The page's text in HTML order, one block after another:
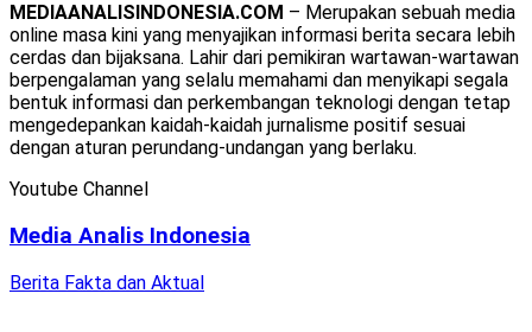
MEDIAANALISINDONESIA.COM – Merupakan sebuah media
online masa kini yang menyajikan informasi berita secara lebih
cerdas dan bijaksana. Lahir dari pemikiran wartawan-wartawan
berpengalaman yang selalu memahami dan menyikapi segala
bentuk informasi dan perkembangan teknologi dengan tetap
mengedepankan kaidah-kaidah jurnalisme positif sesuai
dengan aturan perundang-undangan yang berlaku.
Youtube Channel
Media Analis Indonesia
Berita Fakta dan Aktual